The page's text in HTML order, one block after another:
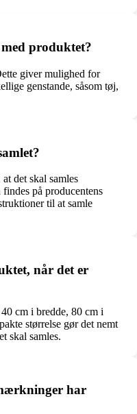
produktet?
giver mulighed for
genstande, såsom tøj,
det skal samles
på producentens
til at samle
når det er
cm i bredde, 80 cm i
størrelse gør det nemt
skal samles.
har